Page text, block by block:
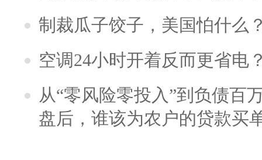
制裁瓜子饺子，美国怕什么
空调24小时开着反而更省电
从“零风险零投入”到负债百
盘后，谁该为农户的贷款买